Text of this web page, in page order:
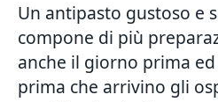
Un antipasto gustoso e
compone di più
anche il giorno prima
prima che arrivino gli